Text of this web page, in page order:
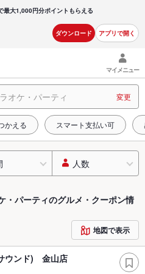
最大1,000円分ポイントもらえる
ダウンロード アプリで開く
マイメニュー
オケ・パーティ 変更
かえる スマート支払い可
人数
・パーティのグルメ・クーポン情
地図で表示
ウンド) 金山店